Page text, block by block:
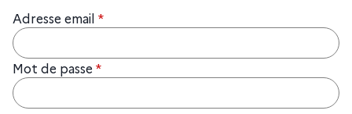
Adresse email *
Mot de passe *